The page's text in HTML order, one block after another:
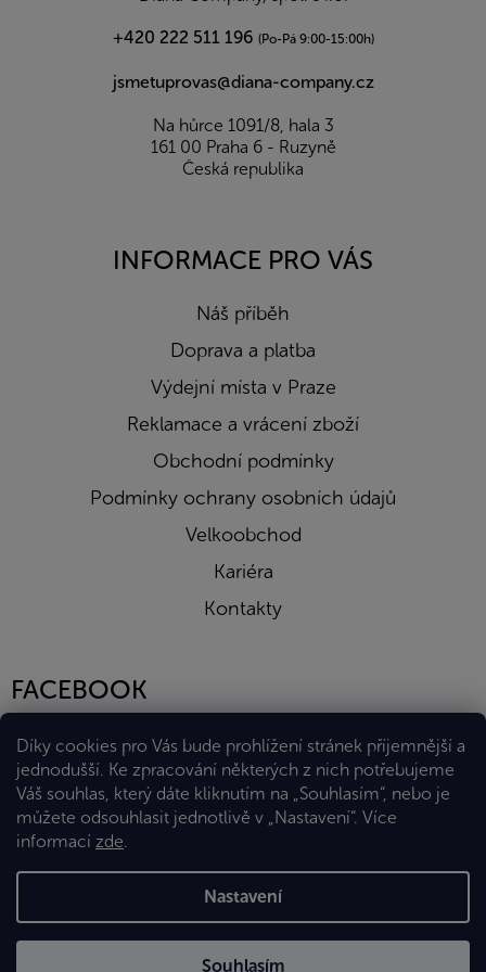
Díky cookies pro Vás bude prohlížení stránek příjemnější a
jednodušší. Ke zpracování některých z nich potřebujeme
Váš souhlas, který dáte kliknutím na „Souhlasím“, nebo je
můžete odsouhlasit jednotlivě v „Nastavení“. Více
informací zde.
Nastavení
Souhlasím
+420 222 511 196 (Po-Pá 9:00-15:00h)
jsmetuprovas@diana-company.cz
Na hůrce 1091/8, hala 3
161 00 Praha 6 - Ruzyně
Česká republika
INFORMACE PRO VÁS
Náš příběh
Doprava a platba
Výdejní místa v Praze
Reklamace a vrácení zboží
Obchodní podmínky
Podmínky ochrany osobních údajů
Velkoobchod
Kariéra
Kontakty
FACEBOOK
Vytvořil Shoptet Premium
Copyright 2026Eshop Diana Company, spol. s r.o.. Všechna
práva vyhrazena.